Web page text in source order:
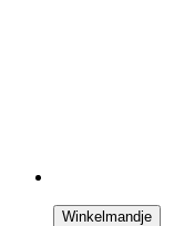
Winkelmandje